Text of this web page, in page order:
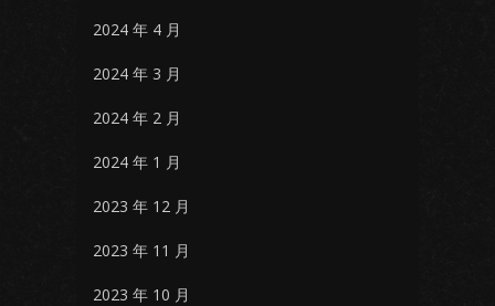
2024 年 4 月
2024 年 3 月
2024 年 2 月
2024 年 1 月
2023 年 12 月
2023 年 11 月
2023 年 10 月